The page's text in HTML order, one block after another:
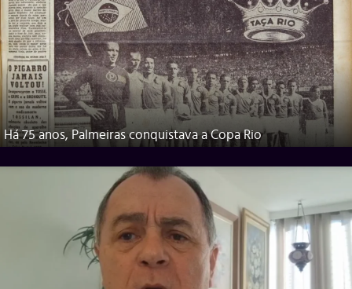
Há 75 anos, Palmeiras conquistava a Copa Rio